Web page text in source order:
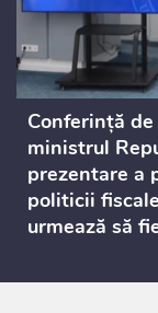
Conferință
ministrul
prezentare a
politicii
urmează să